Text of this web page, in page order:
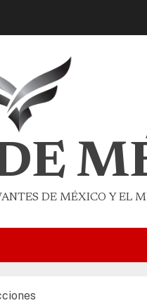
DE MÉXICO Y EL